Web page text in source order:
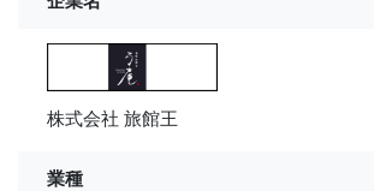
株式会社 旅館王
業種